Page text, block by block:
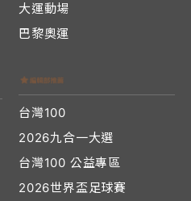
大運動場
巴黎奧運
台灣100
2026九合一大選
台灣100 公益專區
2026世界盃足球賽